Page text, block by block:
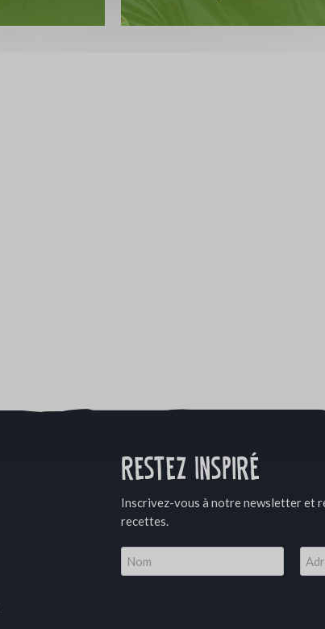
Restez Inspiré
Inscrivez-vous à notre newsletter et
recettes.